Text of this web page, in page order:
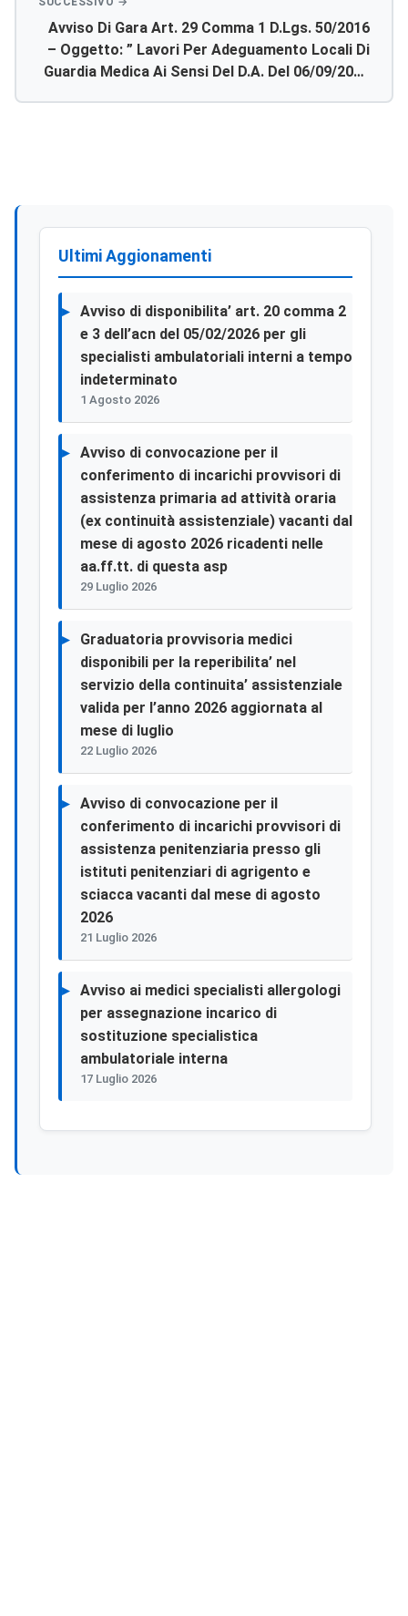
Avviso Di Gara Art. 29 Comma 1 D.lgs. 50/2016
– Oggetto: ” Lavori Per Adeguamento Locali Di
Guardia Medica Ai Sensi Del D.a. Del 06/09/2010
Ultimi Aggionamenti
Avviso di disponibilita’ art. 20 comma 2
e 3 dell’acn del 05/02/2026 per gli
specialisti ambulatoriali interni a tempo
indeterminato
1 Agosto 2026
Avviso di convocazione per il
conferimento di incarichi provvisori di
assistenza primaria ad attività oraria
(ex continuità assistenziale) vacanti dal
mese di agosto 2026 ricadenti nelle
aa.ff.tt. di questa asp
29 Luglio 2026
Graduatoria provvisoria medici
disponibili per la reperibilita’ nel
servizio della continuita’ assistenziale
valida per l’anno 2026 aggiornata al
mese di luglio
22 Luglio 2026
Avviso di convocazione per il
conferimento di incarichi provvisori di
assistenza penitenziaria presso gli
istituti penitenziari di agrigento e
sciacca vacanti dal mese di agosto
2026
21 Luglio 2026
Avviso ai medici specialisti allergologi
per assegnazione incarico di
sostituzione specialistica
ambulatoriale interna
17 Luglio 2026